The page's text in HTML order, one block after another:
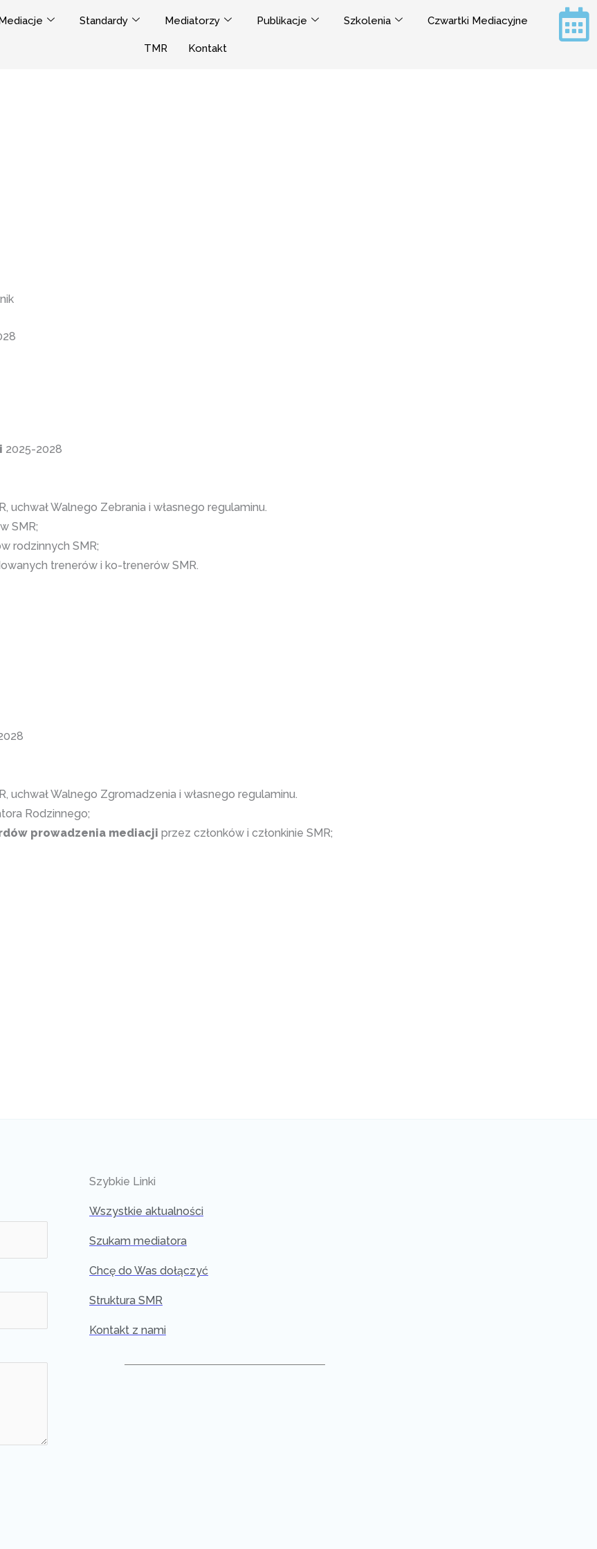
Standardy Mediatorzy Publikacje Szkolenia Czwartki Mediacyjne
TMR Kontakt
2025-2028
uchwał Walnego Zebrania i własnego regulaminu.
SMR;
rodzinnych SMR;
trenerów i ko-trenerów SMR.
uchwał Walnego Zgromadzenia i własnego regulaminu.
Rodzinnego;
prowadzenia mediacji przez członków i członkinie SMR;
Szybkie Linki
Wszystkie aktualności
Szukam mediatora
Chcę do Was dołączyć
Struktura SMR
Kontakt z nami